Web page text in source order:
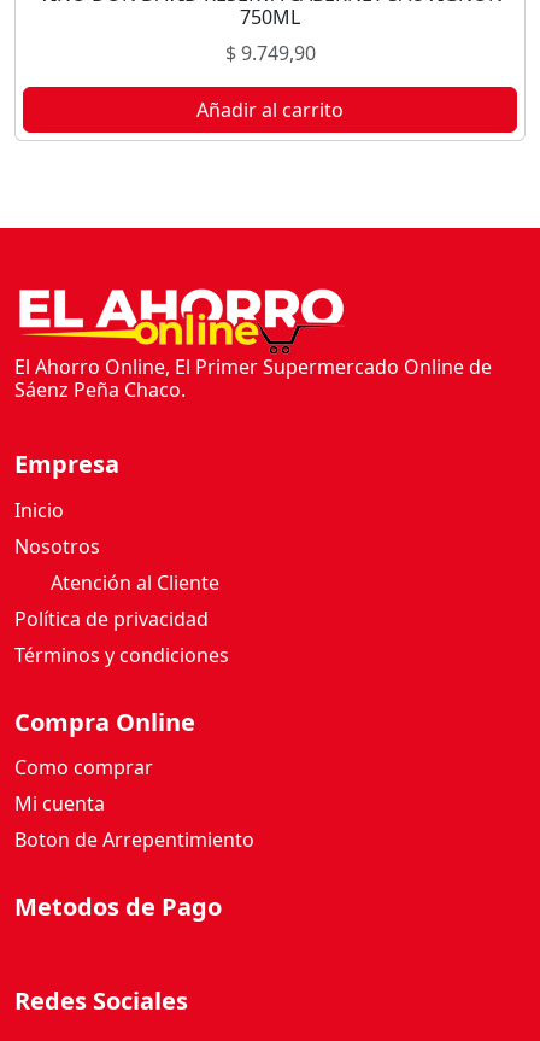
750ML
$9.749,90
Añadir al carrito
El Ahorro Online, El Primer Supermercado Online de
Sáenz Peña Chaco.
Empresa
Inicio
Nosotros
Atención al Cliente
Política de privacidad
Términos y condiciones
Compra Online
Como comprar
Mi cuenta
Boton de Arrepentimiento
Metodos de Pago
Redes Sociales